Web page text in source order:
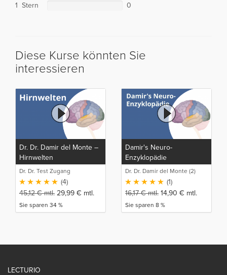
1 Stern
0
Diese Kurse könnten Sie
interessieren
Dr. Dr. Damir del Monte –
Hirnwelten
Dr. Dr. Test Zugang
(4)
45,12€mtl. 29,99 € mtl.
Sie sparen 34 %
Damir's Neuro-
Enzyklopädie
Dr. Dr. Damir del Monte (2)
(1)
16,17€mtl. 14,90 € mtl.
Sie sparen 8 %
LECTURIO